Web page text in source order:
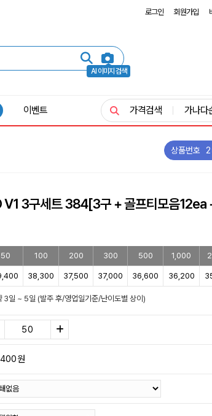
로그인 회원가입
AI 이미지 검색
이벤트 가격검색 가나다
상품번호
V1 3구세트 384[3구 + 골프티모음12ea
50 100 200 300 500 1,000
38,300 37,500 37,000 36,600 36,200
3일 ~ 5일 (발주 후/영업일기준/난이도별 상이)
원